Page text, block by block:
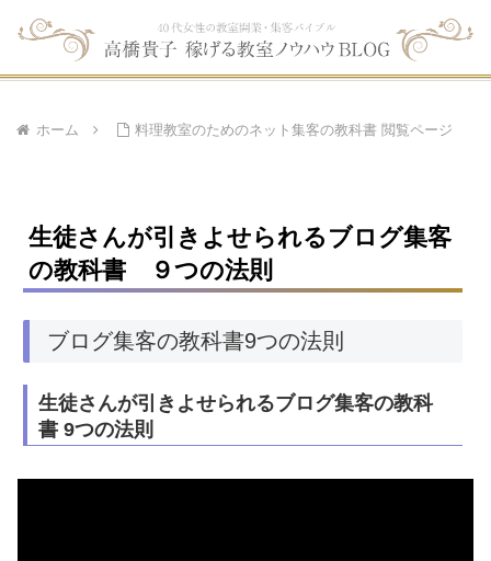
ホーム 料理教室のためのネット集客の教科書 閲覧ページ
生徒さんが引きよせられるブログ集客
の教科書 ９つの法則
ブログ集客の教科書9つの法則
生徒さんが引きよせられるブログ集客の教科
書 9つの法則